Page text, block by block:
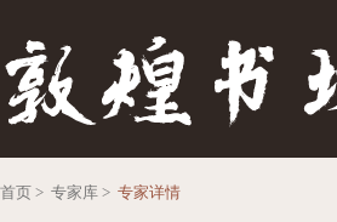
首页 > 专家库 > 专家详情